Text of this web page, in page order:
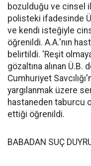
bozulduğu ve cinsel
polisteki ifadesinde
ve kendi isteğiyle
öğrenildi. A.A.'nın
belirtildi. 'Reşit
gözaltına alınan
Cumhuriyet
yargılanmak üzere
hastaneden taburcu
ettiği öğrenildi.
BABADAN SUÇ